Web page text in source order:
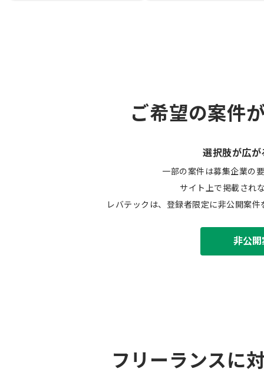
ご希望の案件
選択肢が広が
一部の案件は募集企業の
サイト上で掲載され
レバテックは、登録者限定に非公開案
非公
フリーランスに